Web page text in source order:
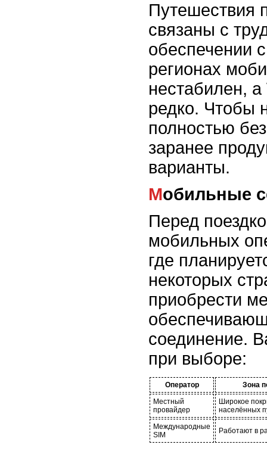
Путешествия
связаны с
обеспечении
регионах
нестабилен, а
редко. Чтобы
полностью
заранее
варианты.
Мобильные
Перед
мобильных
где
некоторых
приобрести
соединение.
при выборе:
Оператор
Зона
Местный
провайдер
Широкое
населённых
Международные
SIM
Работают в